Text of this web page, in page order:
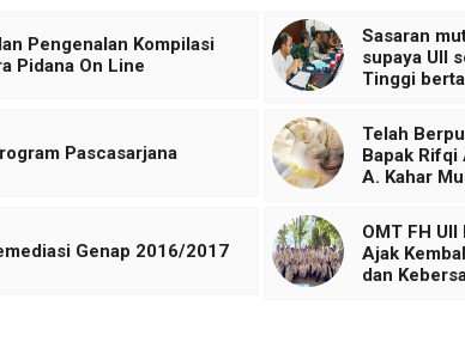
Pengenalan Kompilasi
Pidana On Line
Sasaran
supaya UII
Tinggi
Pascasarjana
Telah
Bapak Rifqi
A. Kahar
Genap 2016/2017
OMT FH
Ajak
dan